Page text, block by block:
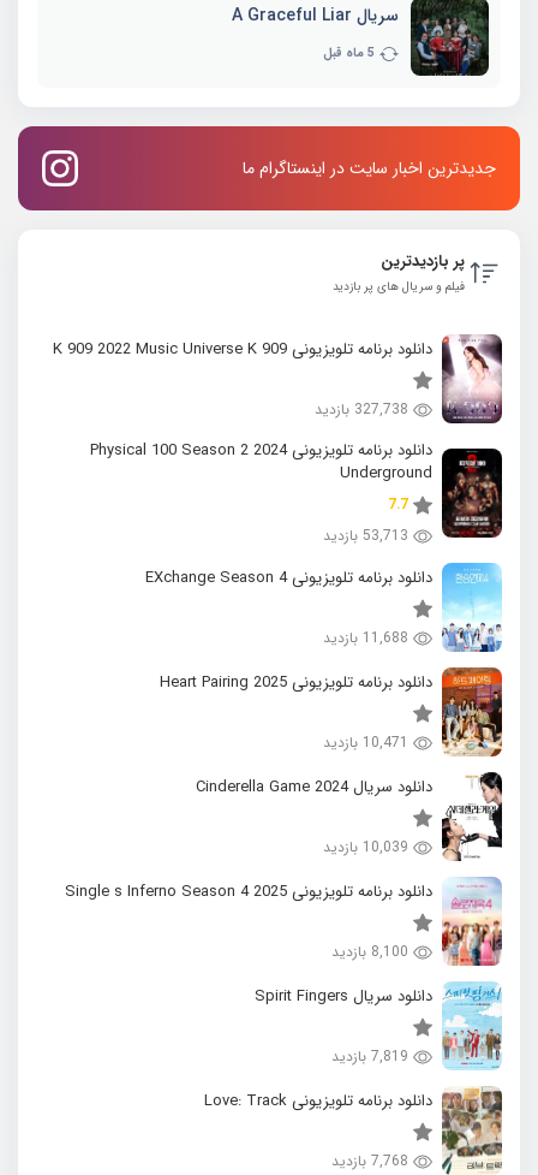
سریال A Graceful Liar
5 ماه قبل
جدیدترین اخبار سایت در اینستاگرام ما
پر بازدیدترین
فیلم و سریال های پر بازدید
دانلود برنامه تلویزیونی K 909 2022 Music Universe K 909
327,738 بازدید
دانلود برنامه تلویزیونی 2024 Physical 100 Season 2
Underground
7.7
53,713 بازدید
دانلود برنامه تلویزیونی EXchange Season 4
11,688 بازدید
دانلود برنامه تلویزیونی 2025 Heart Pairing
10,471 بازدید
دانلود سریال 2024 Cinderella Game
10,039 بازدید
دانلود برنامه تلویزیونی 2025 Single s Inferno Season 4
8,100 بازدید
دانلود سریال Spirit Fingers
7,819 بازدید
دانلود برنامه تلویزیونی Love: Track
7,768 بازدید